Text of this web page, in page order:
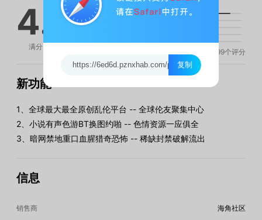
9999个评分
4.9
满分 5 分
新功能
1、全球最大最全原创乱伦平台 -- 全球伦友聚集中心
2、小说有声色游BT换图约啪 -- 色情资源一应俱全
3、暗网禁地重口血腥猎奇恐怖 -- 稀缺封禁破解流出
信息
销售商 海角社区
复制